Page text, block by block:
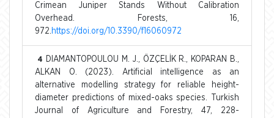
Crimean Juniper Stands Without Calibration
Overhead. Forests, 16,
972. https://doi.org/10.3390/f16060972
4
DIAMANTOPOULOU M. J., ÖZÇELİK R., KOPARAN B.,
ALKAN O. (2023). Artificial intelligence as an
alternative modelling strategy for reliable height-
diameter predictions of mixed-oaks species. Turkish
Journal of Agriculture and Forestry, 47, 228-